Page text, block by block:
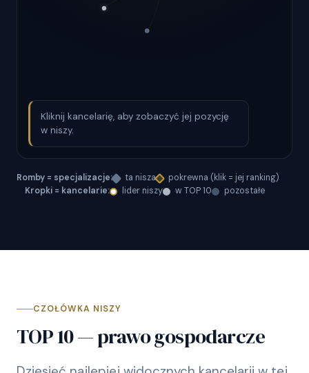
Kliknij kancelarię, aby zobaczyć jej pozycję
w niszy.
Romby = specjalizacje: ta nisza
pokrewna (klik = jej ranking)
Kropki = kancelarie:
lider niszy w TOP 10 pozostałe
CZOŁÓWKA NISZY
TOP 10 — prawo gospodarcze